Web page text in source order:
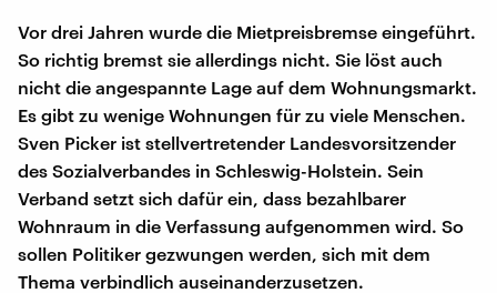
Vor drei Jahren wurde die Mietpreisbremse eingeführt.
So richtig bremst sie allerdings nicht. Sie löst auch
nicht die angespannte Lage auf dem Wohnungsmarkt.
Es gibt zu wenige Wohnungen für zu viele Menschen.
Sven Picker ist stellvertretender Landesvorsitzender
des Sozialverbandes in Schleswig-Holstein. Sein
Verband setzt sich dafür ein, dass bezahlbarer
Wohnraum in die Verfassung aufgenommen wird. So
sollen Politiker gezwungen werden, sich mit dem
Thema verbindlich auseinanderzusetzen.